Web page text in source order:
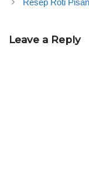
Leave a Reply